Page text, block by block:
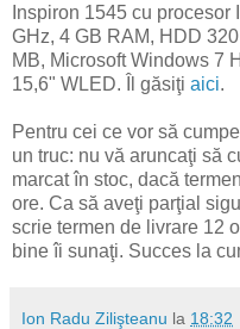
Inspiron 1545 cu
GHz, 4 GB RAM, HDD
MB, Microsoft Windows 7
15,6" WLED. Îl găsiţi aici.
Pentru cei ce vor să
un truc: nu vă aruncaţi să
marcat în stoc, dacă
ore. Ca să aveţi parţial
scrie termen de livrare 12
bine îi sunaţi. Succes la
Ion Radu Zilişteanu la 18:32